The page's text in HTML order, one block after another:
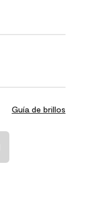
Guía de brillos